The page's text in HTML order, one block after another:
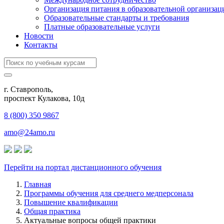
Организация питания в образовательной
Образовательные стандарты и требования
Платные образовательные услуги
Новости
Контакты
г. Ставрополь,
проспект Кулакова, 10д
8 (800) 350 9867
amo@24amo.ru
Перейти на портал дистанционного обучения
Главная
Программы обучения для среднего медперсонала
Повышение квалификации
Общая практика
Актуальные вопросы общей практики